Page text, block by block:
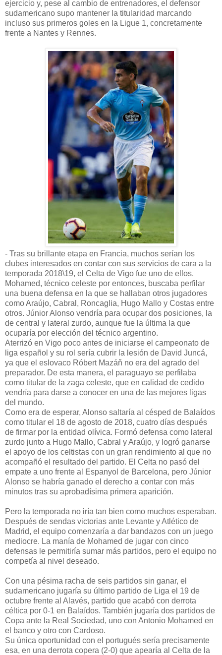
ejercicio y, pese al cambio de entrenadores, el defensor
sudamericano supo mantener la titularidad marcando
incluso sus primeros goles en la Ligue 1, concretamente
frente a Nantes y Rennes.
- Tras su brillante etapa en Francia, muchos serían los
clubes interesados en contar con sus servicios de cara a la
temporada 2018\19, el Celta de Vigo fue uno de ellos.
Mohamed, técnico celeste por entonces, buscaba perfilar
una buena defensa en la que se hallaban otros jugadores
como Araújo, Cabral, Roncaglia, Hugo Mallo y Costas entre
otros. Júnior Alonso vendría para ocupar dos posiciones, la
de central y lateral zurdo, aunque fue la última la que
ocuparía por elección del técnico argentino.
Aterrizó en Vigo poco antes de iniciarse el campeonato de
liga español y su rol sería cubrir la lesión de David Juncá,
ya que el eslovaco Róbert Mazáň no era del agrado del
preparador. De esta manera, el paraguayo se perfilaba
como titular de la zaga celeste, que en calidad de cedido
vendría para darse a conocer en una de las mejores ligas
del mundo.
Como era de esperar, Alonso saltaría al césped de Balaídos
como titular el 18 de agosto de 2018, cuatro días después
de firmar por la entidad olívica. Formó defensa como lateral
zurdo junto a Hugo Mallo, Cabral y Araújo, y logró ganarse
el apoyo de los celtistas con un gran rendimiento al que no
acompañó el resultado del partido. El Celta no pasó del
empate a uno frente al Espanyol de Barcelona, pero Júnior
Alonso se habría ganado el derecho a contar con más
minutos tras su aprobadísima primera aparición.
Pero la temporada no iría tan bien como muchos esperaban.
Después de sendas victorias ante Levante y Atlético de
Madrid, el equipo comenzaría a dar bandazos con un juego
mediocre. La manía de Mohamed de jugar con cinco
defensas le permitiría sumar más partidos, pero el equipo no
competía al nivel deseado.
Con una pésima racha de seis partidos sin ganar, el
sudamericano jugaría su último partido de Liga el 19 de
octubre frente al Alavés, partido que acabó con derrota
céltica por 0-1 en Balaídos. También jugaría dos partidos de
Copa ante la Real Sociedad, uno con Antonio Mohamed en
el banco y otro con Cardoso.
Su única oportunidad con el portugués sería precisamente
esa, en una derrota copera (2-0) que apearía al Celta de la